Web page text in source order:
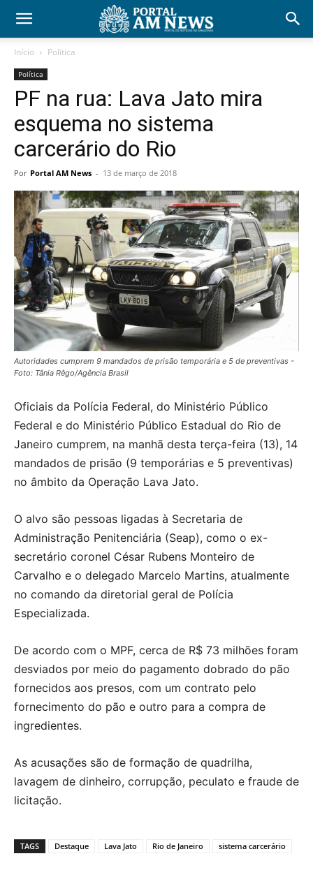
Início Política
Política
PF na rua: Lava Jato mira
esquema no sistema
carcerário do Rio
Por Portal AM News - 13 de março de 2018
Autoridades cumprem 9 mandados de prisão temporária e 5 de preventivas -
Foto: Tânia Rêgo/Agência Brasil
Oficiais da Polícia Federal, do Ministério Público
Federal e do Ministério Público Estadual do Rio de
Janeiro cumprem, na manhã desta terça-feira (13), 14
mandados de prisão (9 temporárias e 5 preventivas)
no âmbito da Operação Lava Jato.
O alvo são pessoas ligadas à Secretaria de
Administração Penitenciária (Seap), como o ex-
secretário coronel César Rubens Monteiro de
Carvalho e o delegado Marcelo Martins, atualmente
no comando da diretorial geral de Polícia
Especializada.
De acordo com o MPF, cerca de R$ 73 milhões foram
desviados por meio do pagamento dobrado do pão
fornecidos aos presos, com um contrato pelo
fornecimento do pão e outro para a compra de
ingredientes.
As acusações são de formação de quadrilha,
lavagem de dinheiro, corrupção, peculato e fraude de
licitação.
TAGS Destaque Lava Jato Rio de Janeiro sistema carcerário